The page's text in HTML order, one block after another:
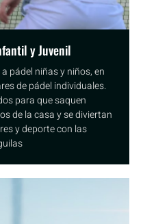
y Juvenil
pádel niñas y niños, en
de pádel individuales.
para que saquen
de la casa y se diviertan
y deporte con las